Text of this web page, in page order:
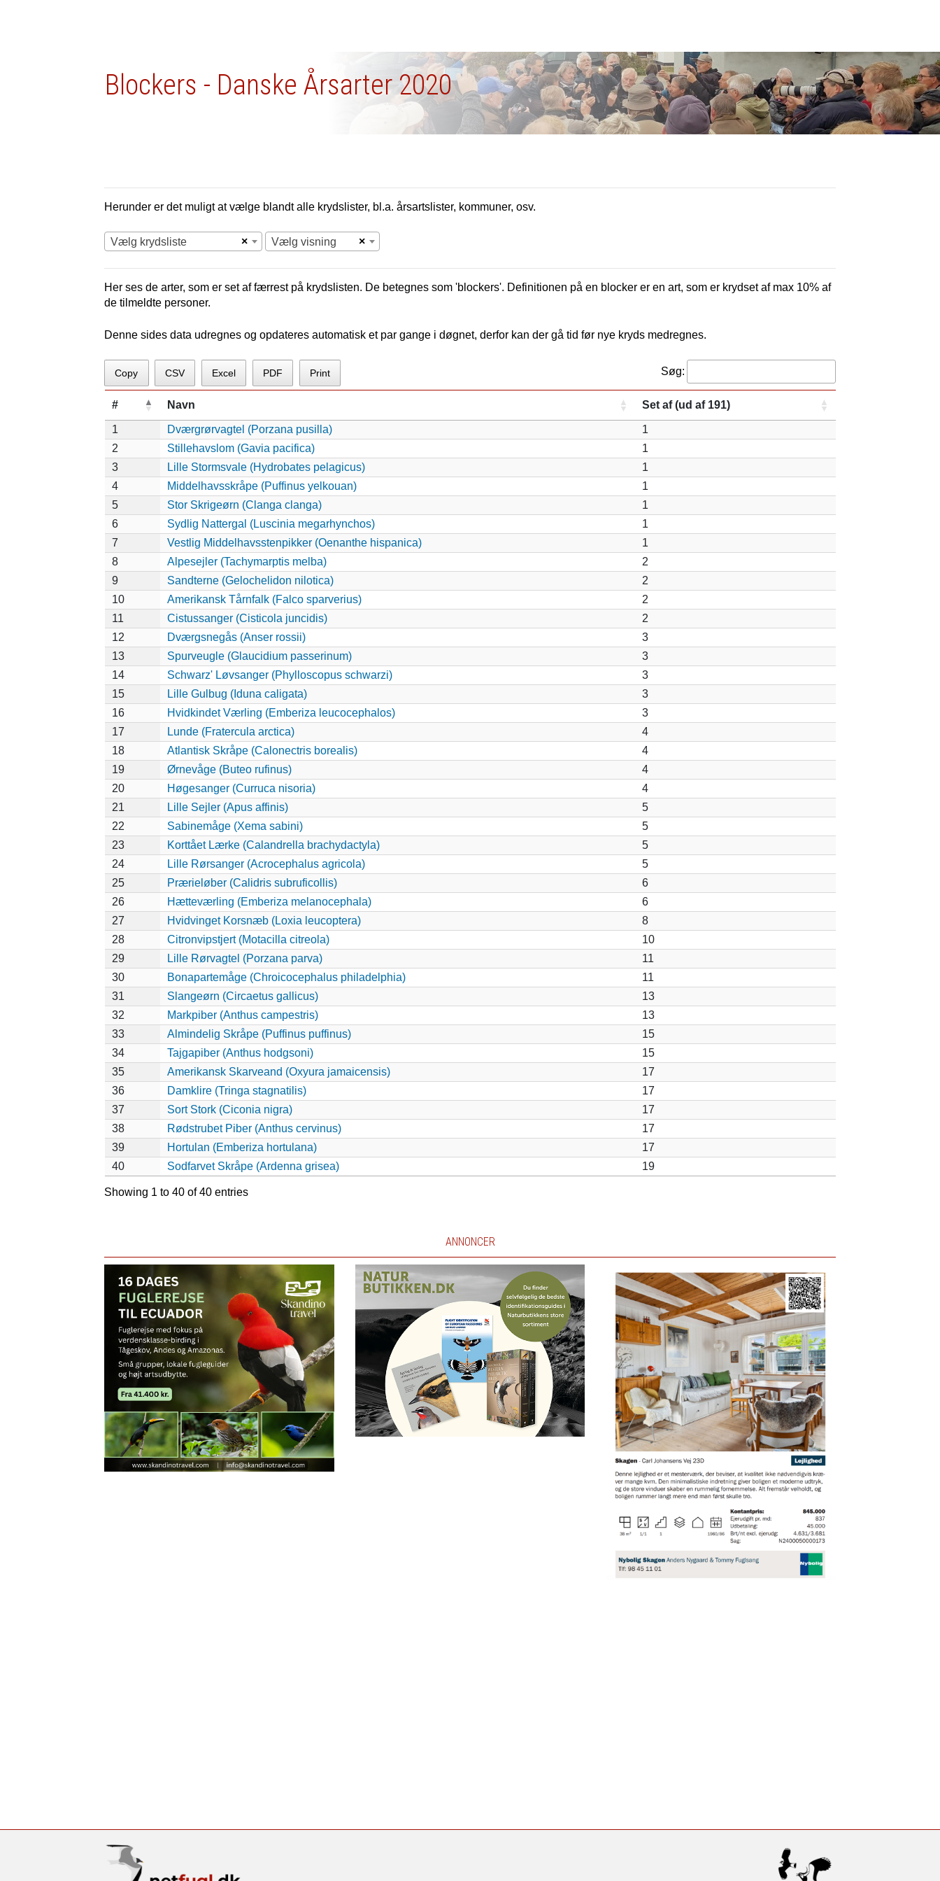
Blockers - Danske Årsarter 2020
Herunder er det muligt at vælge blandt alle krydslister, bl.a. årsartslister, kommuner, osv.
×
Vælg krydsliste ×
Vælg visning
Her ses de arter, som er set af færrest på krydslisten. De betegnes som 'blockers'. Definitionen på en blocker er en art, som er krydset af max 10% af
de tilmeldte personer.
Denne sides data udregnes og opdateres automatisk et par gange i døgnet, derfor kan der gå tid før nye kryds medregnes.
Copy CSV Excel PDF Print Søg:
# Navn Set af (ud af 191)
1 Dværgrørvagtel (Porzana pusilla)
1
2
Stillehavslom (Gavia pacifica)
1
3
Lille Stormsvale (Hydrobates pelagicus)
1
4
Middelhavsskråpe (Puffinus yelkouan)
1
5
Stor Skrigeørn (Clanga clanga)
1
6
Sydlig Nattergal (Luscinia megarhynchos)
1
7
Vestlig Middelhavsstenpikker (Oenanthe hispanica)
1
8
Alpesejler (Tachymarptis melba)
2
9
Sandterne (Gelochelidon nilotica)
2
10
Amerikansk Tårnfalk (Falco sparverius)
2
11
Cistussanger (Cisticola juncidis)
2
12
Dværgsnegås (Anser rossii)
3
13
Spurveugle (Glaucidium passerinum)
3
14
Schwarz' Løvsanger (Phylloscopus schwarzi)
3
15
Lille Gulbug (Iduna caligata)
3
16
Hvidkindet Værling (Emberiza leucocephalos)
3
17
Lunde (Fratercula arctica)
4
18
Atlantisk Skråpe (Calonectris borealis)
4
19
Ørnevåge (Buteo rufinus)
4
20
Høgesanger (Curruca nisoria)
4
21
Lille Sejler (Apus affinis)
5
22
Sabinemåge (Xema sabini)
5
23
Korttået Lærke (Calandrella brachydactyla)
5
24
Lille Rørsanger (Acrocephalus agricola)
5
25
Prærieløber (Calidris subruficollis)
6
26
Hætteværling (Emberiza melanocephala)
6
27
Hvidvinget Korsnæb (Loxia leucoptera)
8
28
Citronvipstjert (Motacilla citreola)
10
29
Lille Rørvagtel (Porzana parva)
11
30
Bonapartemåge (Chroicocephalus philadelphia)
11
31
Slangeørn (Circaetus gallicus)
13
32
Markpiber (Anthus campestris)
13
33
Almindelig Skråpe (Puffinus puffinus)
15
34
Tajgapiber (Anthus hodgsoni)
15
35
Amerikansk Skarveand (Oxyura jamaicensis)
17
36
Damklire (Tringa stagnatilis)
17
37
Sort Stork (Ciconia nigra)
17
38
Rødstrubet Piber (Anthus cervinus)
17
39
Hortulan (Emberiza hortulana)
17
40
Sodfarvet Skråpe (Ardenna grisea) 19
Showing 1 to 40 of 40 entries
ANNONCER